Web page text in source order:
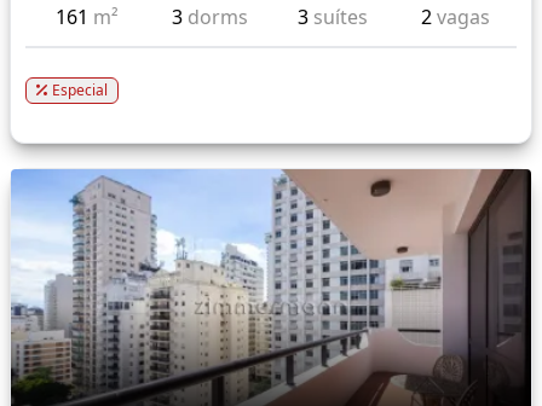
161 m² 3 dorms 3 suítes 2vagas
Especial